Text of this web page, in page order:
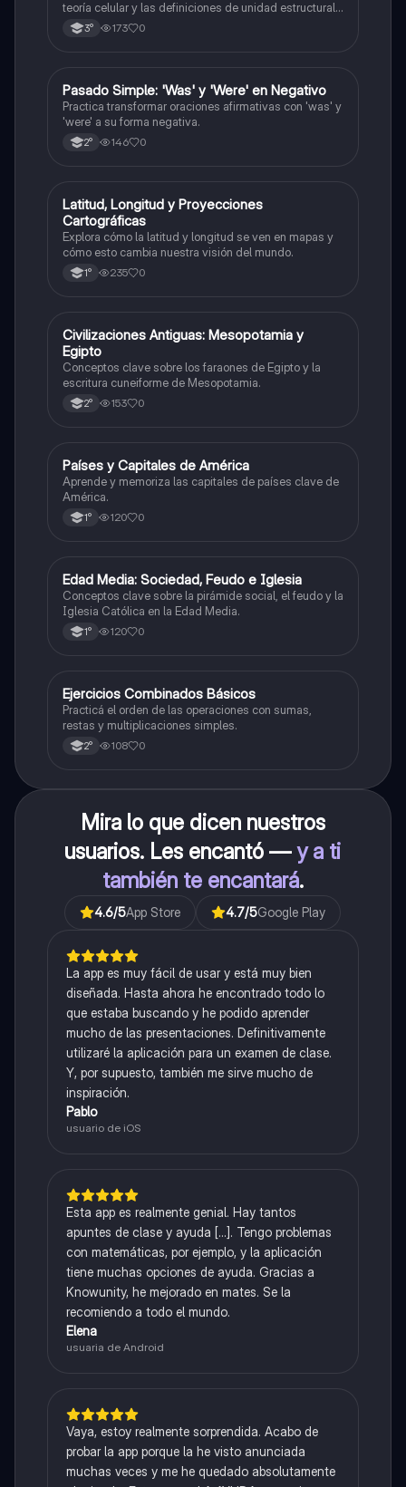
teoría celular y las definiciones de unidad estructural
y funcional.
3° 173 0
PInglés
Pasado Simple: 'Was' y 'Were' en Negativo
Practica transformar oraciones afirmativas con 'was' y
'were' a su forma negativa.
2° 146 0
LGeografía
Latitud, Longitud y Proyecciones
Cartográficas
Explora cómo la latitud y longitud se ven en mapas y
cómo esto cambia nuestra visión del mundo.
1° 235 0
CHistoria
Civilizaciones Antiguas: Mesopotamia y
Egipto
Conceptos clave sobre los faraones de Egipto y la
escritura cuneiforme de Mesopotamia.
2° 153 0
PGeografía
Países y Capitales de América
Aprende y memoriza las capitales de países clave de
América.
1° 120 0
EHistoria
Edad Media: Sociedad, Feudo e Iglesia
Conceptos clave sobre la pirámide social, el feudo y la
Iglesia Católica en la Edad Media.
1° 120 0
EMatemáticas
Ejercicios Combinados Básicos
Practicá el orden de las operaciones con sumas,
restas y multiplicaciones simples.
2° 108 0
Mira lo que dicen nuestros
usuarios. Les encantó —y a ti
también te encantará.
4.6/5App Store 4.7/5Google Play
La app es muy fácil de usar y está muy bien
diseñada. Hasta ahora he encontrado todo lo
que estaba buscando y he podido aprender
mucho de las presentaciones. Definitivamente
utilizaré la aplicación para un examen de clase.
Y, por supuesto, también me sirve mucho de
inspiración.
Pablo
usuario de iOS
Esta app es realmente genial. Hay tantos
apuntes de clase y ayuda [...]. Tengo problemas
con matemáticas, por ejemplo, y la aplicación
tiene muchas opciones de ayuda. Gracias a
Knowunity, he mejorado en mates. Se la
recomiendo a todo el mundo.
Elena
usuaria de Android
Vaya, estoy realmente sorprendida. Acabo de
probar la app porque la he visto anunciada
muchas veces y me he quedado absolutamente